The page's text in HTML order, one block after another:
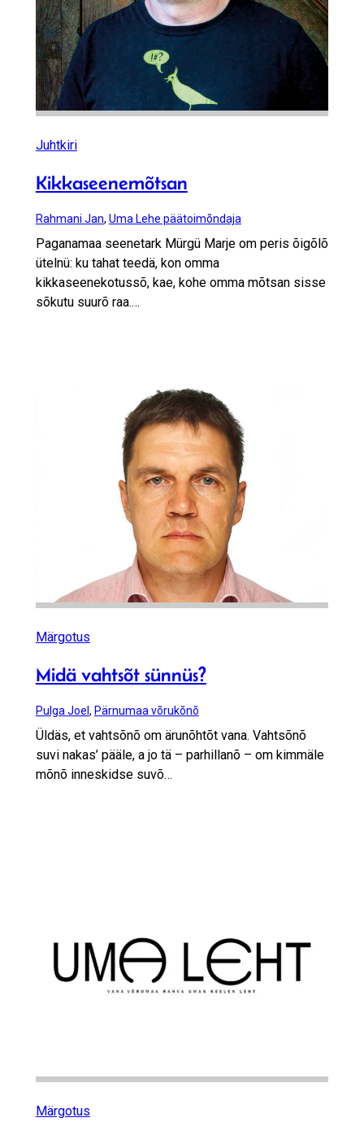
Juhtkiri
Kikkaseenemõtsan
Rahmani Jan, Uma Lehe päätoimõndaja
Paganamaa seenetark Mürgü Marje om peris õigõlõ
ütelnü: ku tahat teedä, kon omma
kikkaseenekotussõ, kae, kohe omma mõtsan sisse
sõkutu suurõ raa.…
Märgotus
Midä vahtsõt sünnüs?
Pulga Joel , Pärnumaa võrukõnõ
Üldäs, et vahtsõnõ om ärunõhtõt vana. Vahtsõnõ
suvi nakas’ pääle, a jo tä – parhillanõ – om kimmäle
mõnõ inneskidse suvõ…
Märgotus